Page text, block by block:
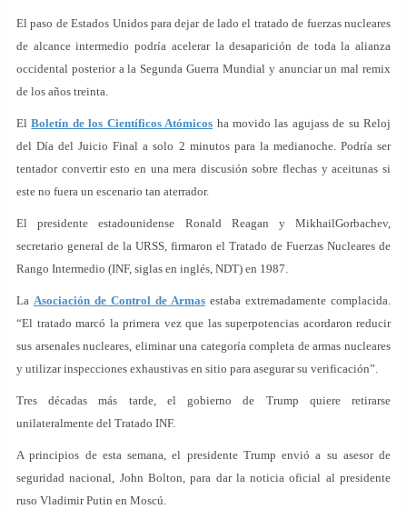
El paso de Estados Unidos para dejar de lado el tratado de fuerzas nucleares
de alcance intermedio podría acelerar la desaparición de toda la alianza
occidental posterior a la Segunda Guerra Mundial y anunciar un mal remix
de los años treinta.
ElBoletín de los Científicos Atómicos ha movido las agujass de su Reloj
del Día del Juicio Final a solo 2 minutos para la medianoche. Podría ser
tentador convertir esto en una mera discusión sobre flechas y aceitunas si
este no fuera un escenario tan aterrador.
El presidente estadounidense Ronald Reagan y MikhailGorbachev,
secretario general de la URSS, firmaron el Tratado de Fuerzas Nucleares de
Rango Intermedio (INF, siglas en inglés, NDT) en 1987.
La Asociación de Control de Armas estaba extremadamente complacida.
“El tratado marcó la primera vez que las superpotencias acordaron reducir
sus arsenales nucleares, eliminar una categoría completa de armas nucleares
y utilizar inspecciones exhaustivas en sitio para asegurar su verificación”.
Tres décadas más tarde, el gobierno de Trump quiere retirarse
unilateralmente del Tratado INF.
A principios de esta semana, el presidente Trump envió a su asesor de
seguridad nacional, John Bolton, para dar la noticia oficial al presidente
ruso Vladimir Putin en Moscú.